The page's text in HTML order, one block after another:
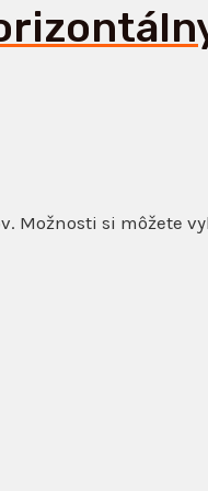
Možnosti si môžete